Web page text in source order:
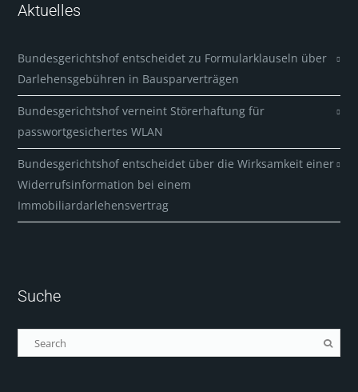
Aktuelles
Bundesgerichtshof entscheidet zu Formularklauseln über
Darlehensgebühren in Bausparverträgen
Bundesgerichtshof verneint Störerhaftung für
passwortgesichertes WLAN
Bundesgerichtshof entscheidet über die Wirksamkeit einer
Widerrufsinformation bei einem
Immobiliardarlehensvertrag
Suche